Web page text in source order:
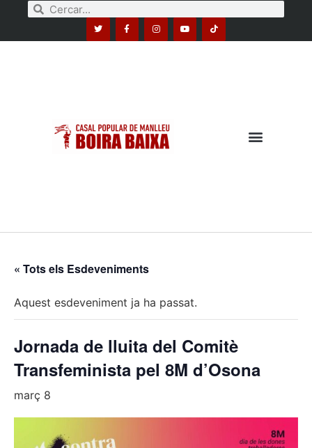
« Tots els Esdeveniments
Aquest esdeveniment ja ha passat.
Jornada de lluita del Comitè
Transfeminista pel 8M d’Osona
març 8